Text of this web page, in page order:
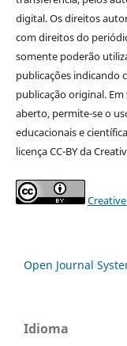
digital. Os direitos
com direitos do
somente poderão
publicações indicando
publicação original.
aberto, permite-se o
educacionais e
licença CC-BY da
Open Journal
Idioma